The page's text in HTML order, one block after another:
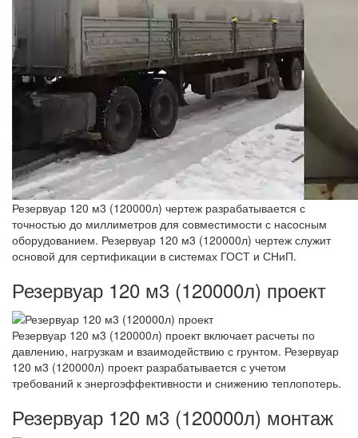
Резервуар 120 м3 (120000л) чертеж разрабатывается с
точностью до миллиметров для совместимости с насосным
оборудованием. Резервуар 120 м3 (120000л) чертеж служит
основой для сертификации в системах ГОСТ и СНиП.
Резервуар 120 м3 (120000л) проект
Резервуар 120 м3 (120000л) проект включает расчеты по
давлению, нагрузкам и взаимодействию с грунтом. Резервуар
120 м3 (120000л) проект разрабатывается с учетом
требований к энергоэффективности и снижению теплопотерь.
Резервуар 120 м3 (120000л) монтаж